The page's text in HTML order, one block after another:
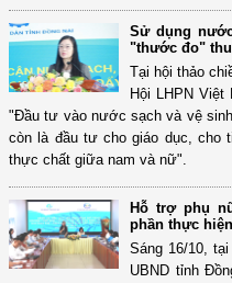
Sử dụng
"thước đo"
Tại hội thảo
Hội LHPN Việt
"Đầu tư vào nước sạch và vệ
còn là đầu tư cho giáo dục, cho
thực chất giữa nam và nữ".
Hỗ trợ phụ
phần thực
Sáng 16/10,
UBND tỉnh